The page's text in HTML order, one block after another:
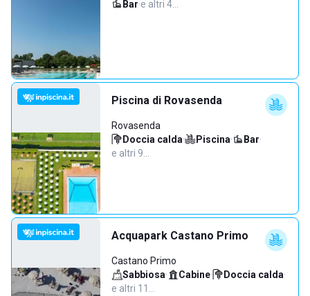
Bar·e altri 4…
Piscina di Rovasenda
Rovasenda
Doccia calda· Piscina· Bar·
e altri 9…
Acquapark Castano Primo
Castano Primo
Sabbiosa· Cabine· Doccia calda·
e altri 11…